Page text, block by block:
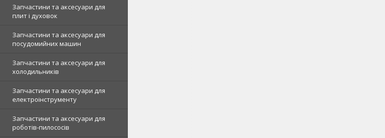
Запчастини та аксесуари для
плит і духовок
Запчастини та аксесуари для
посудомийних машин
Запчастини та аксесуари для
холодильників
Запчастини та аксесуари для
електроінструменту
Запчастини та аксесуари для
роботів-пилососів